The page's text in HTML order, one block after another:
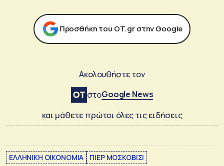
Προσθήκη του ΟΤ.gr στην Google
Ακολουθήστε τον
στοGoogle News
και μάθετε πρώτοι όλες τις ειδήσεις
ΕΛΛΗΝΙΚΗ ΟΙΚΟΝΟΜΙΑ ΠΙΕΡ ΜΟΣΚΟΒΙΣΙ